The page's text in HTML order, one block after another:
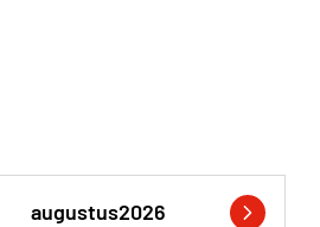
augustus2026